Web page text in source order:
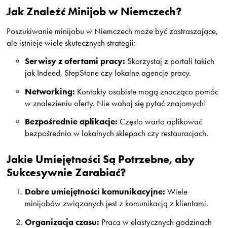
Jak Znaleźć Minijob w Niemczech?
Poszukiwanie minijobu w Niemczech może być zastraszające,
ale istnieje wiele skutecznych strategii:
Serwisy z ofertami pracy: Skorzystaj z portali takich
jak Indeed, StepStone czy lokalne agencje pracy.
Networking: Kontakty osobiste mogą znacząco pomóc
w znalezieniu oferty. Nie wahaj się pytać znajomych!
Bezpośrednie aplikacje: Często warto aplikować
bezpośrednio w lokalnych sklepach czy restauracjach.
Jakie Umiejętności Są Potrzebne, aby
Sukcesywnie Zarabiać?
Dobre umiejętności komunikacyjne: Wiele
minijobów związanych jest z komunikacją z klientami.
Organizacja czasu: Praca w elastycznych godzinach